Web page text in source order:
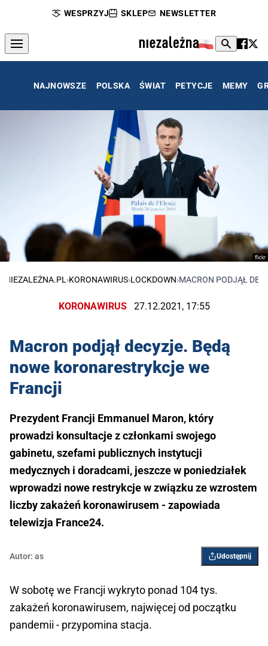
WESPRZYJ SKLEP NEWSLETTER
NAJNOWSZE POLSKA ŚWIAT PETYCJE MEMY
flickr
NIEZALEŻNA.PL ›KORONAWIRUS›LOCKDOWN›MACRON PODJĄŁ
KORONAWIRUS 27.12.2021, 17:55
Macron podjął decyzje. Będą
nowe koronarestrykcje we
Francji
Prezydent Francji Emmanuel Maron, który
prowadzi konsultacje z członkami swojego
gabinetu, szefami publicznych instytucji
medycznych i doradcami, jeszcze w poniedziałek
wprowadzi nowe restrykcje w związku ze wzrostem
liczby zakażeń koronawirusem - zapowiada
telewizja France24.
Autor: as Udostępnij
W sobotę we Francji wykryto ponad 104 tys.
zakażeń koronawirusem, najwięcej od początku
pandemii - przypomina stacja.